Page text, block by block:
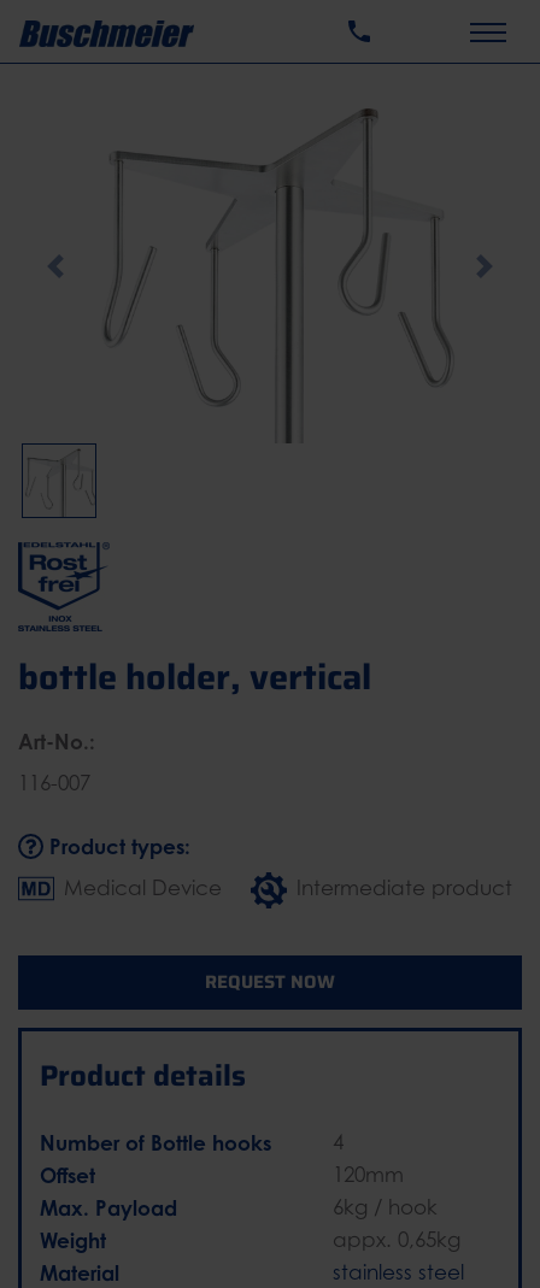
Previous Next
bottle holder, vertical
Art-No.:
116-007
Product types:
Medical Device Intermediate product
REQUEST NOW
Product details
Number of Bottle hooks 4
Offset 120mm
Max. Payload 6kg / hook
Weight appx. 0,65kg
Material stainless steel